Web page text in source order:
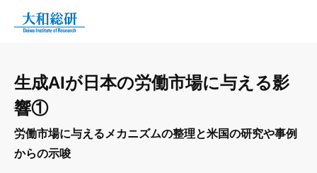
生成AIが日本の労働市場に与える影
響①
労働市場に与えるメカニズムの整理と米国の研究や事例
からの示唆